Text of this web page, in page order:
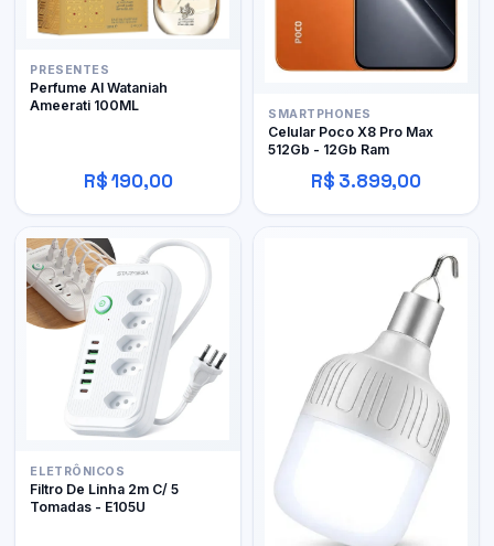
PRESENTES
Perfume Al Wataniah
Ameerati 100ML
R$ 190,00
SMARTPHONES
Celular Poco X8 Pro Max
512Gb - 12Gb Ram
R$ 3.899,00
ELETRÔNICOS
Filtro De Linha 2m C/ 5
Tomadas - E105U